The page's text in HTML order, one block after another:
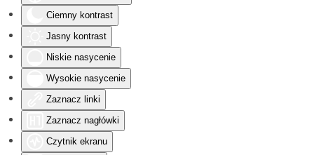
Ciemny kontrast
Jasny kontrast
Niskie nasycenie
Wysokie nasycenie
Zaznacz linki
Zaznacz nagłówki
Czytnik ekranu